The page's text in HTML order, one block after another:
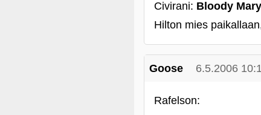
Civirani: Bloody Mary
Hilton mies
Goose 6.5.2006
Rafelson: